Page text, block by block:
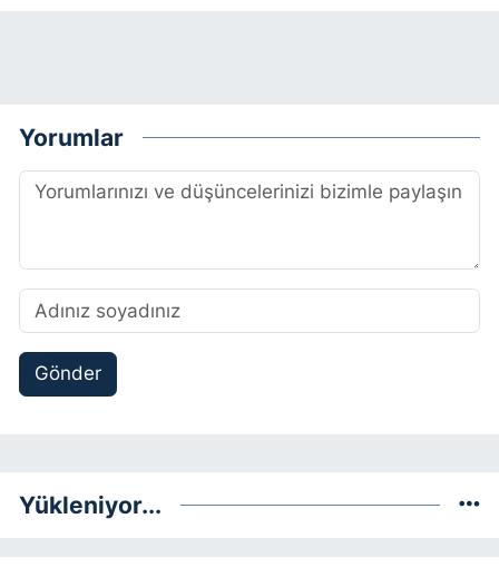
Yorumlar
Gönder
Yükleniyor...